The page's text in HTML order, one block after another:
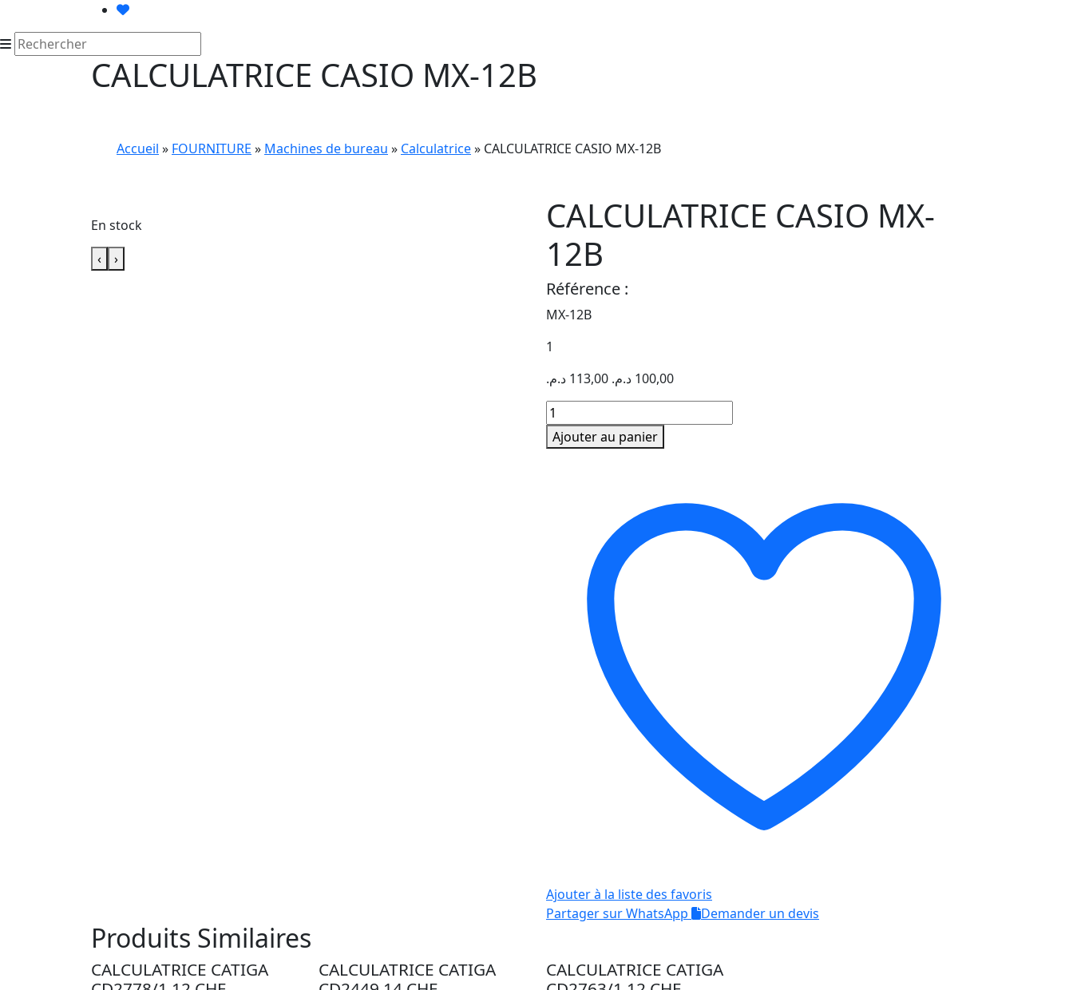
CALCULATRICE CASIO MX-12B
Accueil » FOURNITURE » Machines de bureau » Calculatrice» CALCULATRICE CASIO MX-12B
En stock
‹
›
CALCULATRICE CASIO MX-
12B
Référence :
MX-12B
1
113,00 د.م. 100,00 د.م.
quantité
de
CALCULATRICE
Ajouter au panier
Ajouter à la liste des favoris
Partager sur WhatsApp
Demander un devis
Produits Similaires
CALCULATRICE CATIGA
CALCULATRICE CATIGA
CALCULATRICE CATIGA